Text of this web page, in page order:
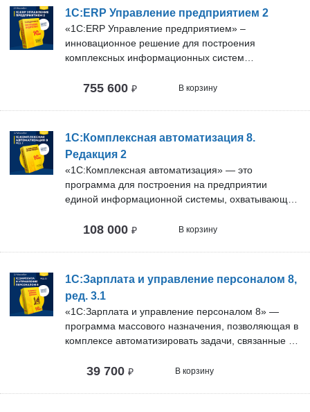
1С:ERP Управление предприятием 2
«1С:ERP Управление предприятием» –
инновационное решение для построения
комплексных информационных систем
предприятий с учетом лучших мировых и
755 600 ₽ В корзину
1С:Комплексная автоматизация 8.
Редакция 2
«1С:Комплексная автоматизация» — это
программа для построения на предприятии
единой информационной системы, охватывающей
решение позволяет автоматизировать важнейшие
108 000 ₽ В корзину
1С:Зарплата и управление персоналом 8,
ред. 3.1
«1С:Зарплата и управление персоналом 8» —
программа массового назначения, позволяющая в
комплексе автоматизировать задачи, связанные с
реализацией кадровой политики, с учетом
39 700 ₽ В корзину